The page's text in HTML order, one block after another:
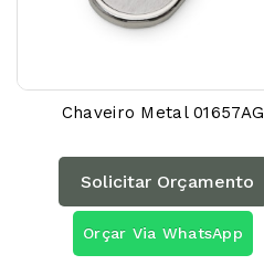
Chaveiro Metal 01657AG
Solicitar Orçamento
Orçar Via WhatsApp